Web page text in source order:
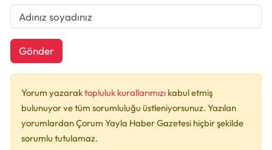
Gönder
Yorum yazaraktopluluk kurallarımızı kabul etmiş
bulunuyor ve tüm sorumluluğu üstleniyorsunuz. Yazılan
yorumlardan Çorum Yayla Haber Gazetesi hiçbir şekilde
sorumlu tutulamaz.